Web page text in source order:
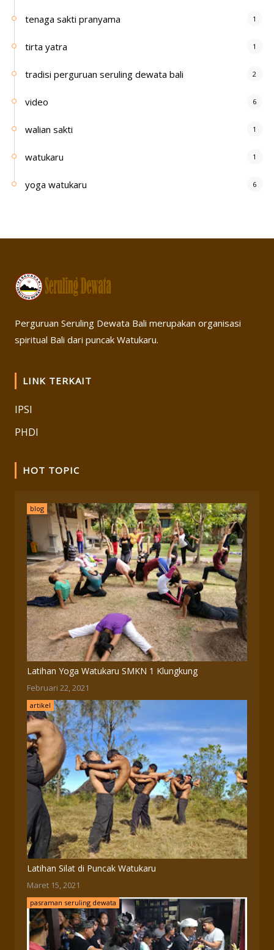
tenaga sakti pranyama 1
tirta yatra 1
tradisi perguruan seruling dewata bali 2
video 6
walian sakti 1
watukaru 1
yoga watukaru 6
Perguruan Seruling Dewata Bali merupakan organisasi
spiritual Bali dari puncak Watukaru.
LINK TERKAIT
IPSI
PHDI
HOT TOPIC
blog
Latihan Yoga Watukaru SMKN 1 Klungkung
Februari 22, 2021
artikel
Latihan Silat di Puncak Watukaru
Maret 15, 2021
pasraman seruling dewata